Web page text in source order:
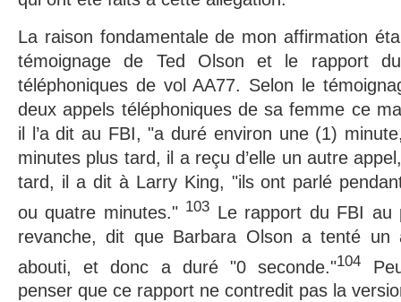
La raison fondamentale de mon affirmation
témoignage de Ted Olson et le rapport
téléphoniques de vol AA77. Selon le
deux appels téléphoniques de sa femme ce
il l’a dit au FBI, "a duré environ une (1)
minutes plus tard, il a reçu d’elle un autre
tard, il a dit à Larry King, "ils ont parlé
ou quatre minutes." 103 Le rapport du FBI au
revanche, dit que Barbara Olson a tenté
abouti, et donc a duré "0 seconde."104
penser que ce rapport ne contredit pas la